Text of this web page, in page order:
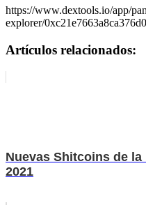
https://www.dextools.io/app/
explorer/
Artículos relacionados:
Nuevas Shitcoins de
2021